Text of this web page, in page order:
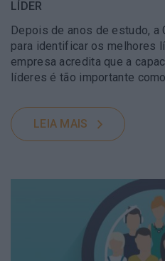
LÍDER
Depois de anos de estudo, a
para identificar os melhores
empresa acredita que a
líderes é tão importante
LEIA MAIS